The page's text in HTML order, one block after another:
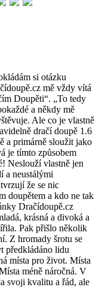
si otázku
mě vždy vítá
Doupěti“. „To tedy
a někdy mě
Ale co je vlastně
dračí doupě 1.6
a primárně sloužit jako
je tímto způsobem
Neslouží vlastně jen
a neustálými
že se nic
doupětem a kdo ne tak
Dračídoupě.cz
krásná a divoká a
Pak přišlo několik
Z hromady šrotu se
předkládáno lidu
místa pro život. Místa
méně náročná. V
svoji kvalitu a řád, ale